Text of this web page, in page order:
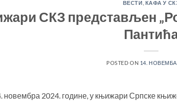
ВЕСТИ КАФА У
СКЗ представљен
POSTED ON 14.
новембра 2024. године, у књижари Српске